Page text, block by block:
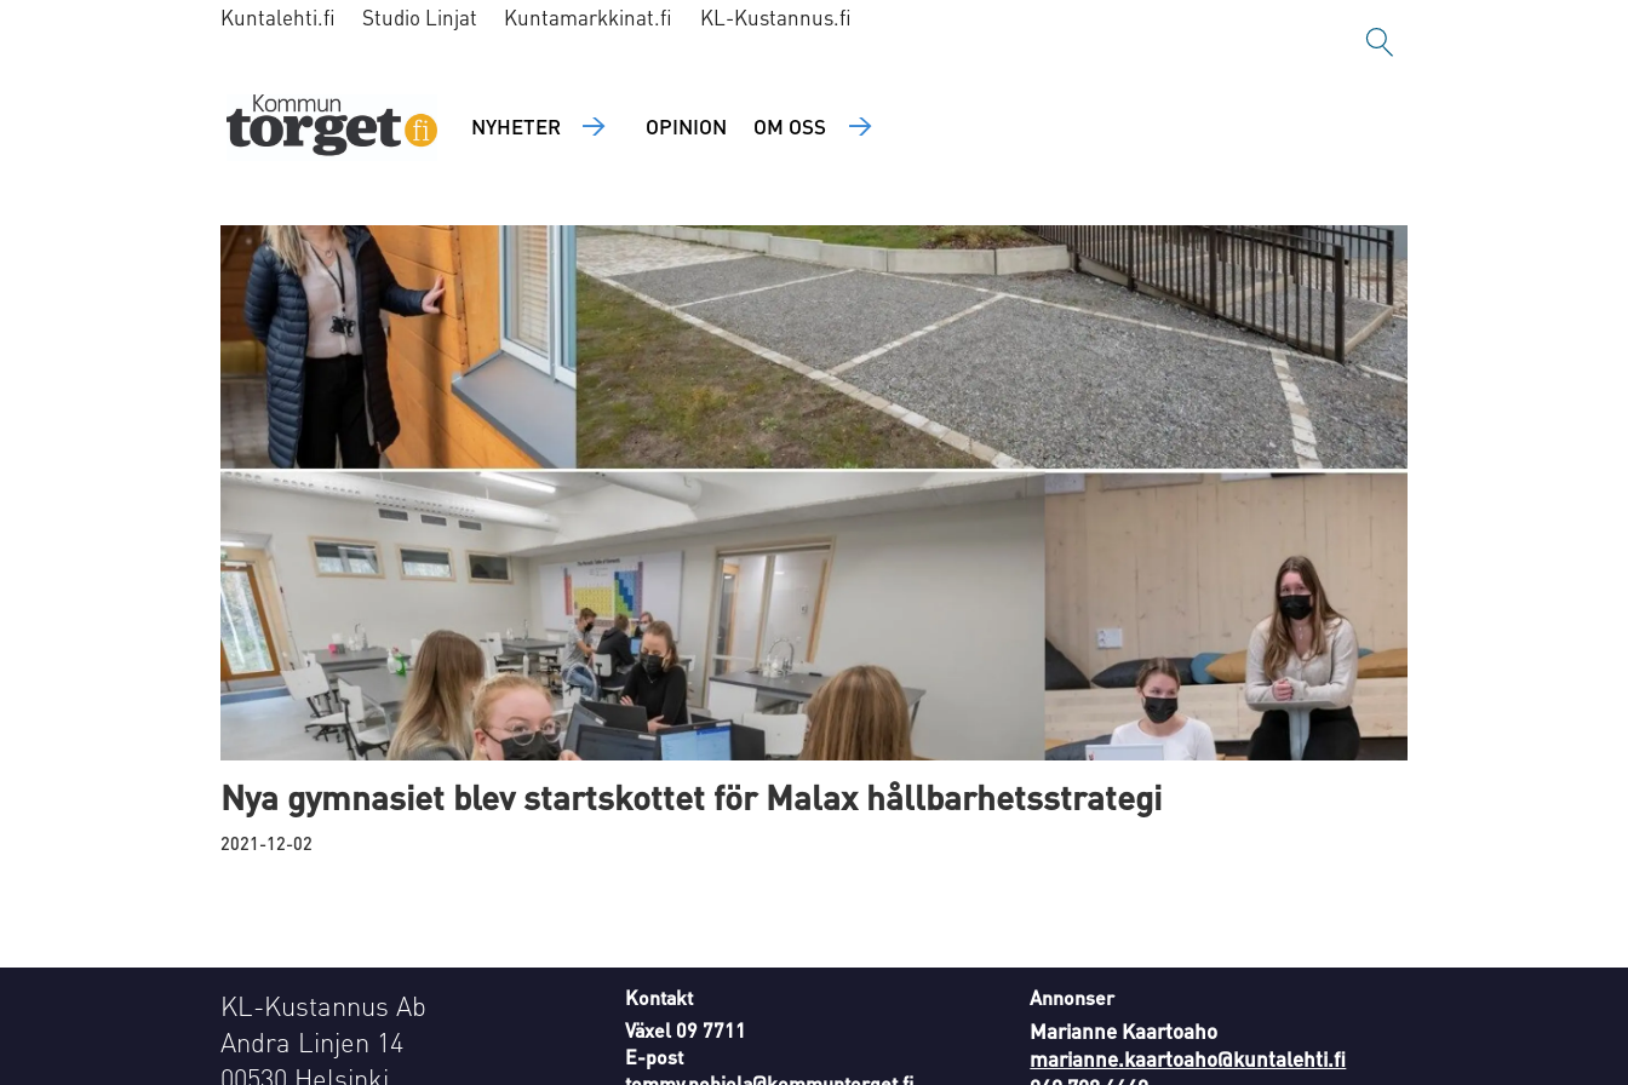
Kuntalehti.fi Studio Linjat Kuntamarkkinat.fi KL-Kustannus.fi
NYHETER OPINION OM OSS
skolbyggnad
Nya gymnasiet blev startskottet för Malax hållbarhetsstrategi
2021-12-02
KL-Kustannus Ab
Andra Linjen 14
00530 Helsinki
Kontakt
Växel 09 7711
E-post
Annonser
Marianne Kaartoaho
marianne.kaartoaho@kuntalehti.fi